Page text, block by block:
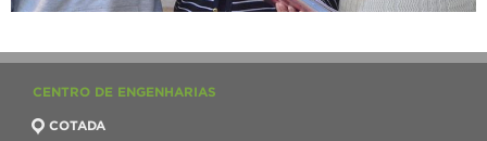
CENTRO DE ENGENHARIAS
COTADA